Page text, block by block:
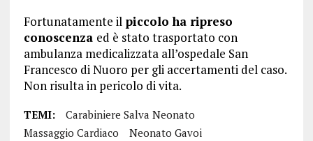
Fortunatamente ilpiccolo ha ripreso
conoscenza ed è stato trasportato con
ambulanza medicalizzata all’ospedale San
Francesco di Nuoro per gli accertamenti del caso.
Non risulta in pericolo di vita.
TEMI:
Carabiniere Salva Neonato
Massaggio Cardiaco
Neonato Gavoi